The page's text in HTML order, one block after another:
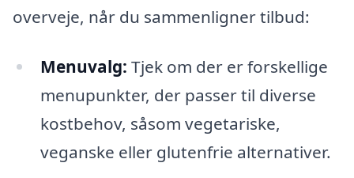
overveje, når du sammenligner tilbud:
Menuvalg: Tjek om der er forskellige
menupunkter, der passer til diverse
kostbehov, såsom vegetariske,
veganske eller glutenfrie alternativer.